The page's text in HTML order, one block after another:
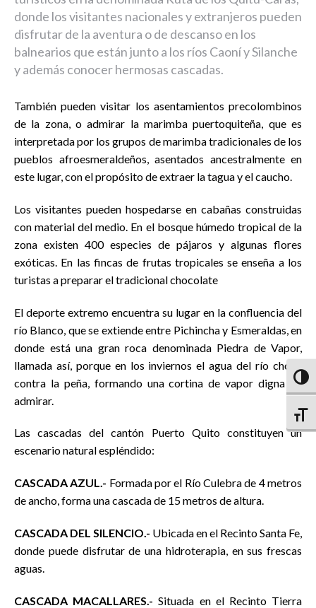
donde los visitantes nacionales y extranjeros pueden
disfrutar de la aventura o de descanso en los
balnearios que están junto a los ríos Caoní y Silanche
y además conocer hermosas cascadas.
También pueden visitar los asentamientos precolombinos
de la zona, o admirar la marimba puertoquiteña, que es
interpretada por los grupos de marimba tradicionales de los
pueblos afroesmeraldeños, asentados ancestralmente en
este lugar, con el propósito de extraer la tagua y el caucho.
Los visitantes pueden hospedarse en cabañas construidas
con material del medio. En el bosque húmedo tropical de la
zona existen 400 especies de pájaros y algunas flores
exóticas. En las fincas de frutas tropicales se enseña a los
turistas a preparar el tradicional chocolate
El deporte extremo encuentra su lugar en la confluencia del
río Blanco, que se extiende entre Pichincha y Esmeraldas, en
donde está una gran roca denominada Piedra de Vapor,
llamada así, porque en los inviernos el agua del río choca
contra la peña, formando una cortina de vapor digna de
admirar.
Las cascadas del cantón Puerto Quito constituyen un
escenario natural espléndido:
CASCADA AZUL.- Formada por el Río Culebra de 4 metros
de ancho, forma una cascada de 15 metros de altura.
CASCADA DEL SILENCIO.- Ubicada en el Recinto Santa Fe,
donde puede disfrutar de una hidroterapia, en sus frescas
aguas.
CASCADA MACALLARES.- Situada en el Recinto Tierra